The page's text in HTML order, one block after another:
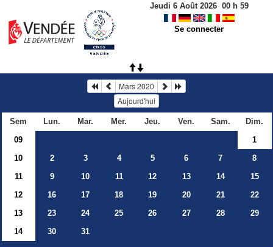
Jeudi 6 Août 2026 00h 59
Se connecter
Mars 2020
Aujourd'hui
Sem Lun. Mar. Mer. Jeu. Ven. Sam.
Dim.
09
1
10
2 3 4 5 6 7
8
11
9 10 11 12 13 14
15
12
16 17 18 19 20 21
22
13
23 24 25 26 27 28
29
14
30 31